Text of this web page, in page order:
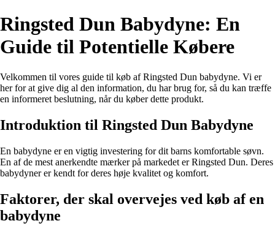
Ringsted Dun Babydyne: En
Guide til Potentielle Købere
Velkommen til vores guide til køb af Ringsted Dun babydyne. Vi er
her for at give dig al den information, du har brug for, så du kan træffe
en informeret beslutning, når du køber dette produkt.
Introduktion til Ringsted Dun Babydyne
En babydyne er en vigtig investering for dit barns komfortable søvn.
En af de mest anerkendte mærker på markedet er Ringsted Dun. Deres
babydyner er kendt for deres høje kvalitet og komfort.
Faktorer, der skal overvejes ved køb af en
babydyne